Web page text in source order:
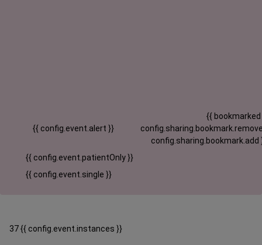
{{ config.event.alert }}
{{ bookmarked
config.sharing.bookmark.add
{{ config.event.patientOnly }}
{{ config.event.single }}
37 {{ config.event.instances }}